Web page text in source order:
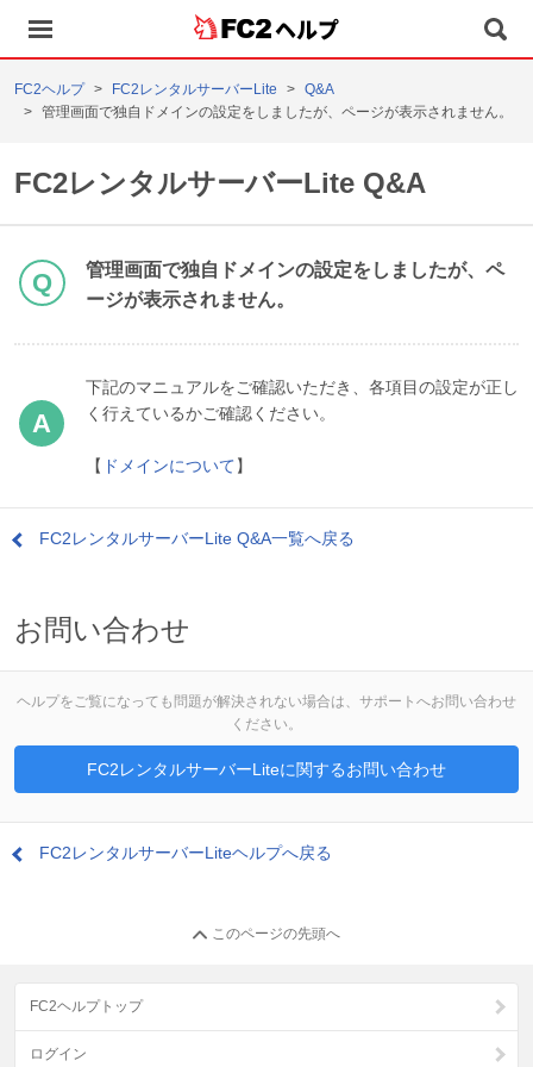
ヘルプ
FC2ヘルプ FC2レンタルサーバーLite
Q&A
管理画面で独自ドメインの設定をしましたが、ページが表示されません。
FC2レンタルサーバーLite Q&A
管理画面で独自ドメインの設定をしましたが、ペ
ージが表示されません。
下記のマニュアルをご確認いただき、各項目の設定が正し
く行えているかご確認ください。
【 ドメインについて】
FC2レンタルサーバーLite Q&A一覧へ戻る
お問い合わせ
ヘルプをご覧になっても問題が解決されない場合は、サポートへお問い合わせ
ください。
FC2レンタルサーバーLiteに関するお問い合わせ
FC2レンタルサーバーLiteヘルプへ戻る
このページの先頭へ
FC2ヘルプトップ
ログイン